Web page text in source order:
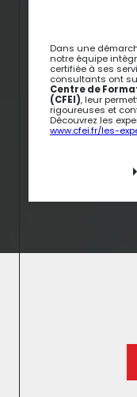
Dans une
notre équipe
certifiée à ses
consultants ont
Centre de
(CFEI), leur
rigoureuses et
Découvrez les
www.cfei.fr/les-